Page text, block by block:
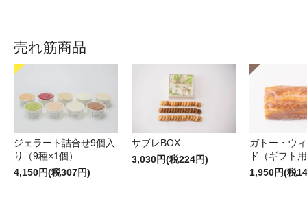
売れ筋商品
ジェラート詰合せ9個入
り（9種×1個）
4,150円(税307円)
サブレBOX
3,030円(税224円)
ガトー・ウ
ド（ギフト
1,950円(税